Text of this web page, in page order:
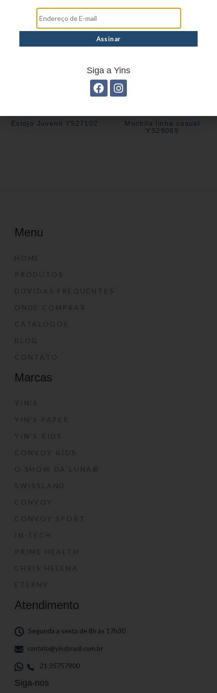
Estojo Juvenil YS27102
Mochila linha casual
YS29069
Menu
HOME
PRODUTOS
DÚVIDAS FREQUENTES
ONDE COMPRAR
CATÁLOGOS
BLOG
CONTATO
Marcas
YIN’S
YIN’S PAPER
YIN’S KIDS
CONVOY KIDS
O SHOW DA LUNA®
SWISSLAND
CONVOY
CONVOY SPORT
IN-TECH
PRIME HEALTH
CHRIS HELENA
ETERNY
Atendimento
Segunda a sexta de 8h às 17h30
contato@yinsbrasil.com.br
21 35757900
Siga-nos
Siga a Yins